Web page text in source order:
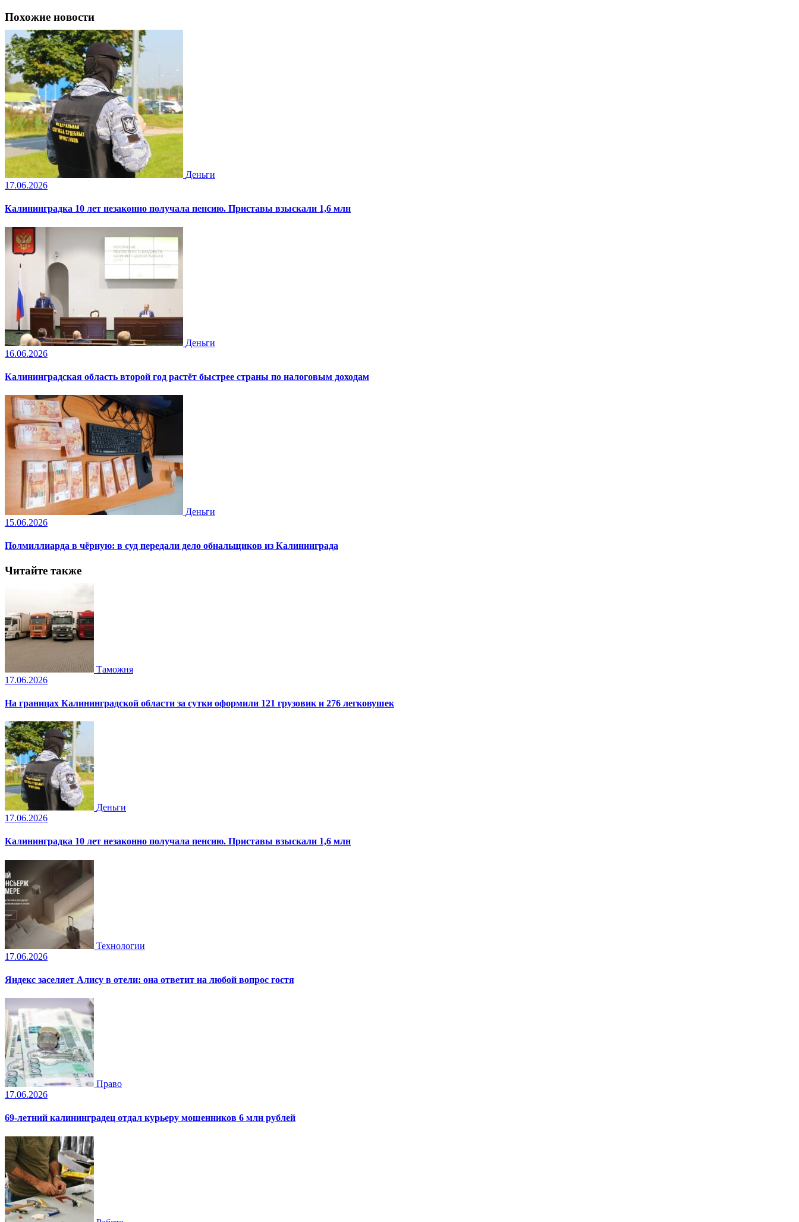
Похожие новости
Деньги
17.06.2026
Калининградка 10 лет незаконно получала пенсию. Приставы взыскали 1,6 млн
Деньги
16.06.2026
Калининградская область второй год растёт быстрее страны по налоговым доходам
Деньги
15.06.2026
Полмиллиарда в чёрную: в суд передали дело обнальщиков из Калининграда
Читайте также
Таможня
17.06.2026
На границах Калининградской области за сутки оформили 121 грузовик и 276 легковушек
Деньги
17.06.2026
Калининградка 10 лет незаконно получала пенсию. Приставы взыскали 1,6 млн
Технологии
17.06.2026
Яндекс заселяет Алису в отели: она ответит на любой вопрос гостя
Право
17.06.2026
69-летний калининградец отдал курьеру мошенников 6 млн рублей